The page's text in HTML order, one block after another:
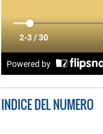
INDICE DEL NUMERO